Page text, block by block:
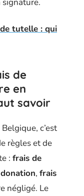
tutelle : qui
de
en
savoir
c’est
règles et de
: frais de
, frais
négligé. Le